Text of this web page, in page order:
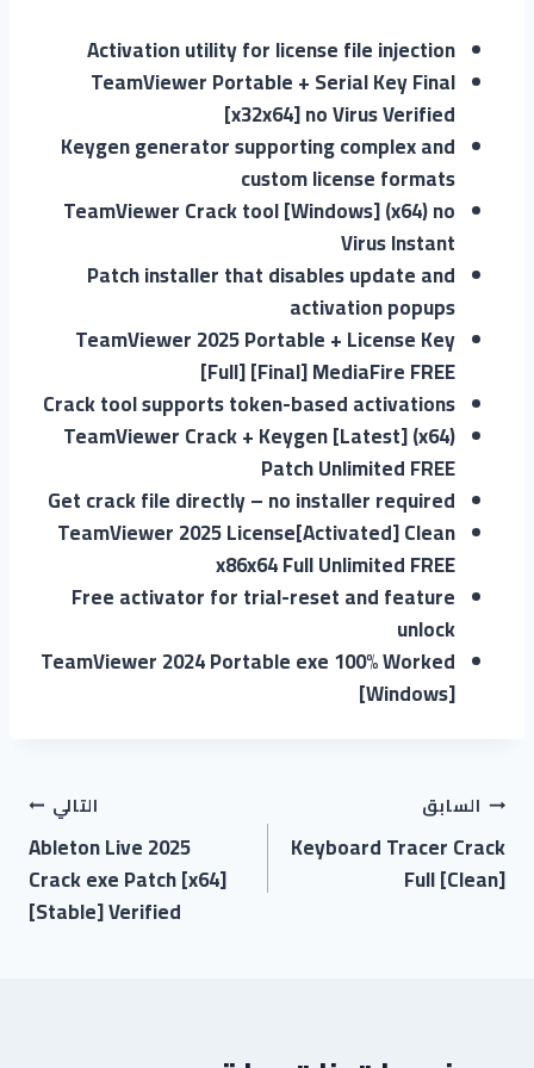
Activation utility for license file injection
TeamViewer Portable + Serial Key Final
[x32x64] no Virus Verified
Keygen generator supporting complex and
custom license formats
TeamViewer Crack tool [Windows] (x64) no
Virus Instant
Patch installer that disables update and
activation popups
TeamViewer 2025 Portable + License Key
[Full] [Final] MediaFire FREE
Crack tool supports token-based activations
TeamViewer Crack + Keygen [Latest] (x64)
Patch Unlimited FREE
Get crack file directly – no installer required
TeamViewer 2025 License[Activated] Clean
x86x64 Full Unlimited FREE
Free activator for trial-reset and feature
unlock
TeamViewer 2024 Portable exe 100% Worked
[Windows]
تصفّح
المقالات
السابق
Keyboard Tracer Crack
Full [Clean]
التالي
Ableton Live 2025
Crack exe Patch [x64]
[Stable] Verified